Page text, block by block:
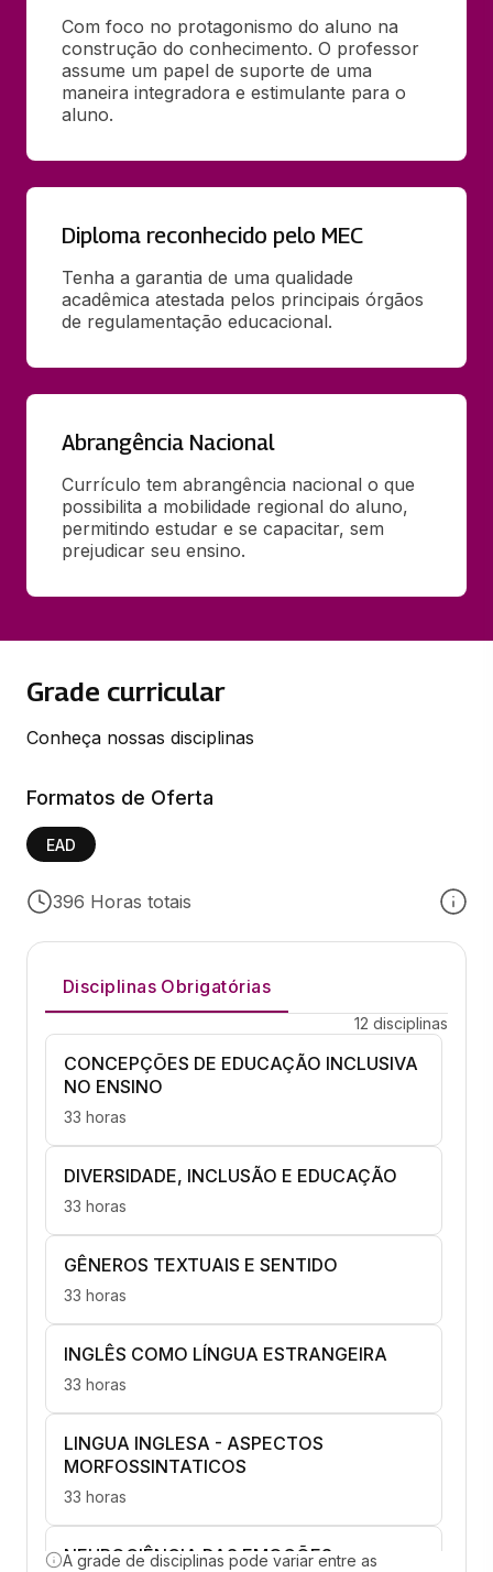
Com foco no protagonismo do aluno na
construção do conhecimento. O professor
assume um papel de suporte de uma
maneira integradora e estimulante para o
aluno.
Diploma reconhecido pelo MEC
Tenha a garantia de uma qualidade
acadêmica atestada pelos principais órgãos
de regulamentação educacional.
Abrangência Nacional
Currículo tem abrangência nacional o que
possibilita a mobilidade regional do aluno,
permitindo estudar e se capacitar, sem
prejudicar seu ensino.
Grade curricular
Conheça nossas disciplinas
Formatos de Oferta
EAD
396 Horas totais
Disciplinas Obrigatórias
12 disciplinas
CONCEPÇÕES DE EDUCAÇÃO INCLUSIVA
NO ENSINO
33 horas
DIVERSIDADE, INCLUSÃO E EDUCAÇÃO
33 horas
GÊNEROS TEXTUAIS E SENTIDO
33 horas
INGLÊS COMO LÍNGUA ESTRANGEIRA
33 horas
LINGUA INGLESA - ASPECTOS
MORFOSSINTATICOS
33 horas
NEUROCIÊNCIA DAS EMOÇÕES
A grade de disciplinas pode variar entre as